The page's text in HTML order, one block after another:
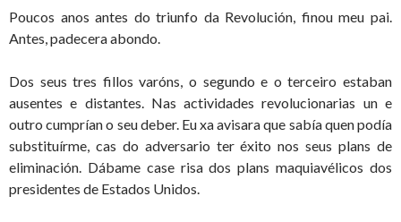
Poucos anos antes do triunfo da Revolución, finou meu pai.
Antes, padecera abondo.
Dos seus tres fillos varóns, o segundo e o terceiro estaban
ausentes e distantes. Nas actividades revolucionarias un e
outro cumprían o seu deber. Eu xa avisara que sabía quen podía
substituírme, cas do adversario ter éxito nos seus plans de
eliminación. Dábame case risa dos plans maquiavélicos dos
presidentes de Estados Unidos.